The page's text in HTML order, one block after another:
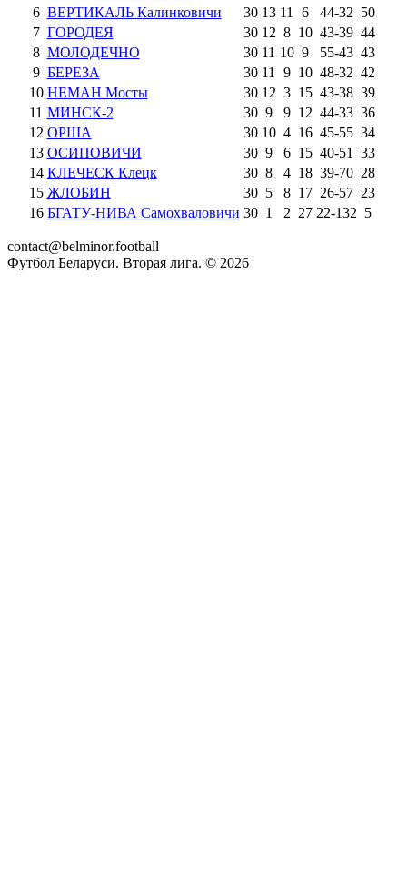
6 ВЕРТИКАЛЬ Калинковичи 30 13 11 6 44-32 50
7 ГОРОДЕЯ 30 12 8 10 43-39 44
8 МОЛОДЕЧНО 30 11 10 9 55-43 43
9 БЕРЕЗА 30 11 9 10 48-32 42
10 НЕМАН Мосты 30 12 3 15 43-38 39
11 МИНСК-2 30 9 9 12 44-33 36
12 ОРША 30 10 4 16 45-55 34
13 ОСИПОВИЧИ 30 9 6 15 40-51
33
14 КЛЕЧЕСК Клецк 30 8 4 18 39-70 28
15 ЖЛОБИН 30 5 8 17 26-57 23
16 БГАТУ-НИВА Самохваловичи 30 1 2 27 22-132 5
contact@belminor.football
Футбол Беларуси. Вторая лига. © 2026